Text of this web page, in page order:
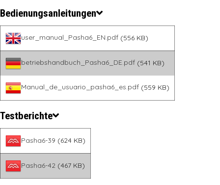
Bedienungsanleitungen
user_manual_Pasha6_EN.pdf (556 KB)
betriebshandbuch_Pasha6_DE.pdf (541 KB)
Manual_de_usuario_pasha6_es.pdf (559 KB)
Testberichte
Pasha6-39 (624 KB)
Pasha6-42 (467 KB)